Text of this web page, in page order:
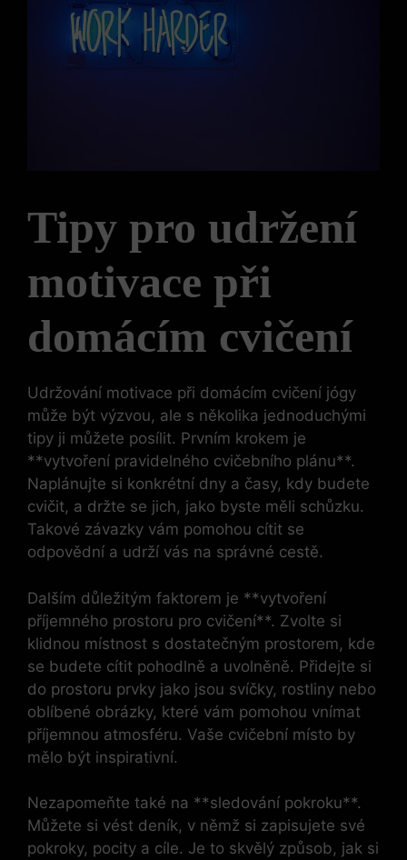
Tipy pro udržení
motivace při
domácím cvičení
Udržování motivace při domácím cvičení jógy
může být výzvou, ale s několika jednoduchými
tipy ji můžete posílit. Prvním krokem je
**vytvoření pravidelného cvičebního plánu**.
Naplánujte si konkrétní dny a časy, kdy budete
cvičit, a držte se jich, jako byste měli schůzku.
Takové závazky vám pomohou cítit se
odpovědní a udrží vás na správné cestě.
Dalším důležitým faktorem je **vytvoření
příjemného prostoru pro cvičení**. Zvolte si
klidnou místnost s dostatečným prostorem, kde
se budete cítit pohodlně a uvolněně. Přidejte si
do prostoru prvky jako jsou svíčky, rostliny nebo
oblíbené obrázky, které vám pomohou vnímat
příjemnou atmosféru. Vaše cvičební místo by
mělo být inspirativní.
Nezapomeňte také na **sledování pokroku**.
Můžete si vést deník, v němž si zapisujete své
pokroky, pocity a cíle. Je to skvělý způsob, jak si